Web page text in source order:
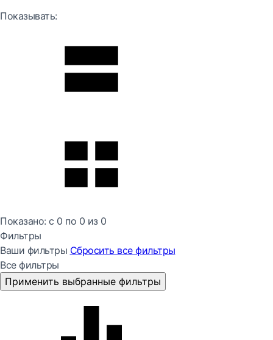
Показывать:
Показано: с 0 по 0 из 0
Фильтры
Ваши фильтры Сбросить все фильтры
Все фильтры
Применить выбранные фильтры